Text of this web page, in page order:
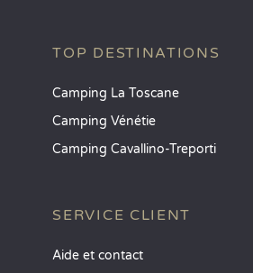
TOP DESTINATIONS
Camping La Toscane
Camping Vénétie
Camping Cavallino-Treporti
SERVICE CLIENT
Aide et contact